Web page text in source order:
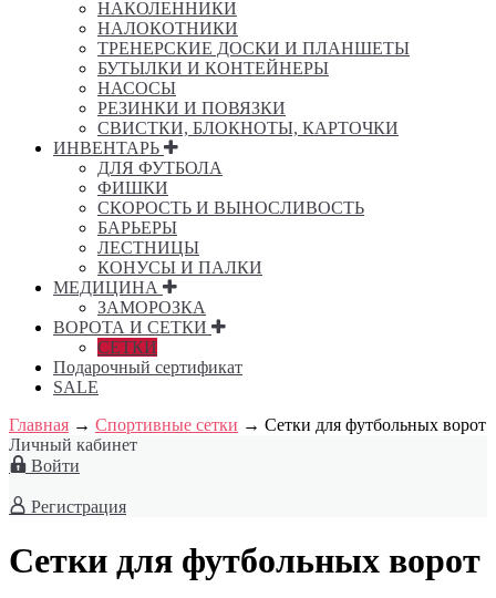
НАКОЛЕННИКИ
НАЛОКОТНИКИ
ТРЕНЕРСКИЕ ДОСКИ И ПЛАНШЕТЫ
БУТЫЛКИ И КОНТЕЙНЕРЫ
НАСОСЫ
РЕЗИНКИ И ПОВЯЗКИ
СВИСТКИ, БЛОКНОТЫ, КАРТОЧКИ
ИНВЕНТАРЬ
ДЛЯ ФУТБОЛА
ФИШКИ
СКОРОСТЬ И ВЫНОСЛИВОСТЬ
БАРЬЕРЫ
ЛЕСТНИЦЫ
КОНУСЫ И ПАЛКИ
МЕДИЦИНА
ЗАМОРОЗКА
ВОРОТА И СЕТКИ
СЕТКИ
Подарочный сертификат
SALE
Главная → Спортивные сетки → Сетки для футбольных ворот
Личный кабинет
Войти
Регистрация
Сетки для футбольных ворот